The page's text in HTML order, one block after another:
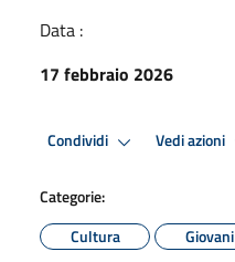
Data :
17 febbraio 2026
Condividi Vedi azioni
Categorie:
Cultura
Giovani